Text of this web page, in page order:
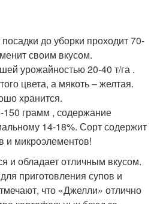
до уборки проходит 70-
своим вкусом.
урожайностью 20-40 т/га .
цвета, а мякоть – желтая.
хранится.
грамм , содержание
14-18%. Сорт содержит
и микроэлементов!
и обладает отличным вкусом.
приготовления супов и
что «Джелли» отлично